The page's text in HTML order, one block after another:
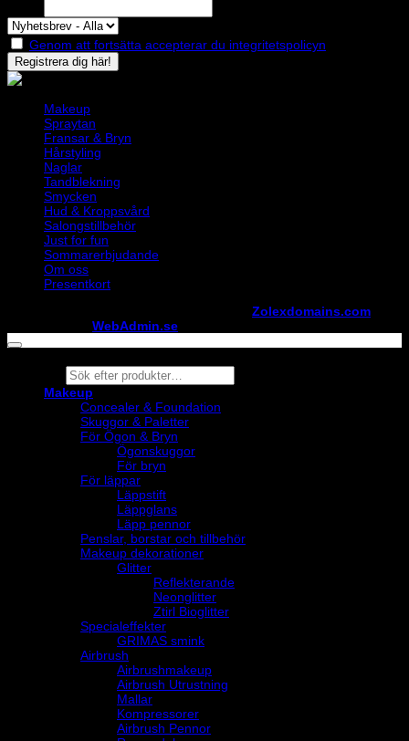
Genom att fortsätta accepterar du integritetspolicyn
Makeup
Spraytan
Fransar & Bryn
Hårstyling
Naglar
Tandblekning
Smycken
Hud & Kroppsvård
Salongstillbehör
Just for fun
Sommarerbjudande
Om oss
Presentkort
Zolexdomains.com
WebAdmin.se
Products
search
Makeup
Concealer & Foundation
Skuggor & Paletter
För Ögon & Bryn
Ögonskuggor
För bryn
För läppar
Läppstift
Läppglans
Läpp pennor
Penslar, borstar och tillbehör
Makeup dekorationer
Glitter
Reflekterande
Neonglitter
Ztirl Bioglitter
Specialeffekter
GRIMAS smink
Airbrush
Airbrushmakeup
Airbrush Utrustning
Mallar
Kompressorer
Airbrush Pennor